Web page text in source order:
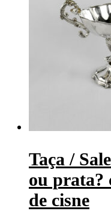
Taça /
ou prata?
de cisne